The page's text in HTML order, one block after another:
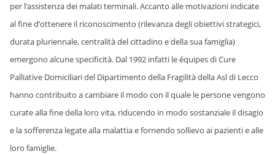
per l’assistenza dei malati terminali. Accanto alle motivazioni indicate
al fine d’ottenere il riconoscimento (rilevanza degli obiettivi strategici,
durata pluriennale, centralità del cittadino e della sua famiglia)
emergono alcune specificità. Dal 1992 infatti le équipes di Cure
Palliative Domiciliari del Dipartimento della Fragilità della Asl di Lecco
hanno contribuito a cambiare il modo con il quale le persone vengono
curate alla fine della loro vita, riducendo in modo sostanziale il disagio
e la sofferenza legate alla malattia e fornendo sollievo ai pazienti e alle
loro famiglie.